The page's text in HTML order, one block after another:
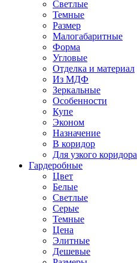
Светлые
Темные
Размер
Малогабаритные
Форма
Угловые
Отделка и материал
Из МДФ
Зеркальные
Особенности
Купе
Эконом
Назначение
В коридор
Для узкого коридора
Гардеробные
Цвет
Белые
Светлые
Серые
Темные
Цена
Элитные
Дешевые